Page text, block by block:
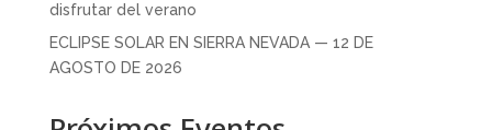
disfrutar del verano
ECLIPSE SOLAR EN SIERRA NEVADA — 12 DE
AGOSTO DE 2026